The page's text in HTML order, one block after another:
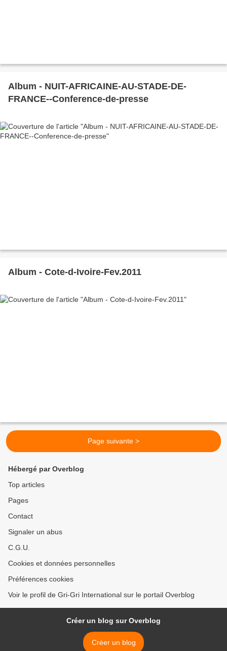
Album - NUIT-AFRICAINE-AU-STADE-DE-
FRANCE--Conference-de-presse
Album - Cote-d-Ivoire-Fev.2011
Page suivante >
Hébergé par Overblog
Top articles
Pages
Contact
Signaler un abus
C.G.U.
Cookies et données personnelles
Préférences cookies
Voir le profil de Gri-Gri International sur le portail Overblog
Créer un blog sur Overblog
Créer un blog